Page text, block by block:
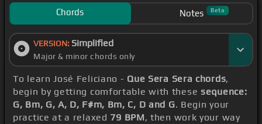
Chords Notes Beta
VERSION: Simplified
Major & minor chords only
To learn José Feliciano - Que Sera Sera chords,
begin by getting comfortable with thesesequence:
G, Bm, G, A, D, F#m, Bm, C, D and G. Begin your
practice at a relaxed 79 BPM, then work your way